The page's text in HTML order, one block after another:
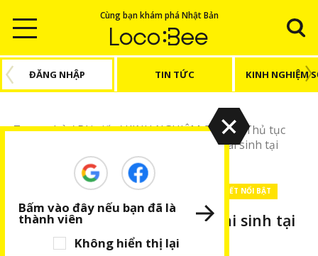
Cùng bạn khám phá Nhật Bản
ĐĂNG NHẬP TIN TỨC KINH NGHIỆM
Trang chủ/Bài viết/KINH NGHIỆM SỐNG/ Thủ tục
Kinh nghiệm làm thủ tục khai sinh tại
KINH NGHIỆM SỐNG Thủ tục hành chính BÀI VIẾT NỔI BẬT
Kinh nghiệm làm thủ tục khai sinh tại
Nhật BảnKhông hiển thị lại
Bấm vào đây nếu bạn đã là
thành viên